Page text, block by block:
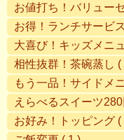
お値打ち！バリュー
お得！ランチサービ
大喜び！キッズメニ
相性抜群！茶碗蒸し (
もう一品！サイドメ
えらべるスイーツ
お好み！トッピング (